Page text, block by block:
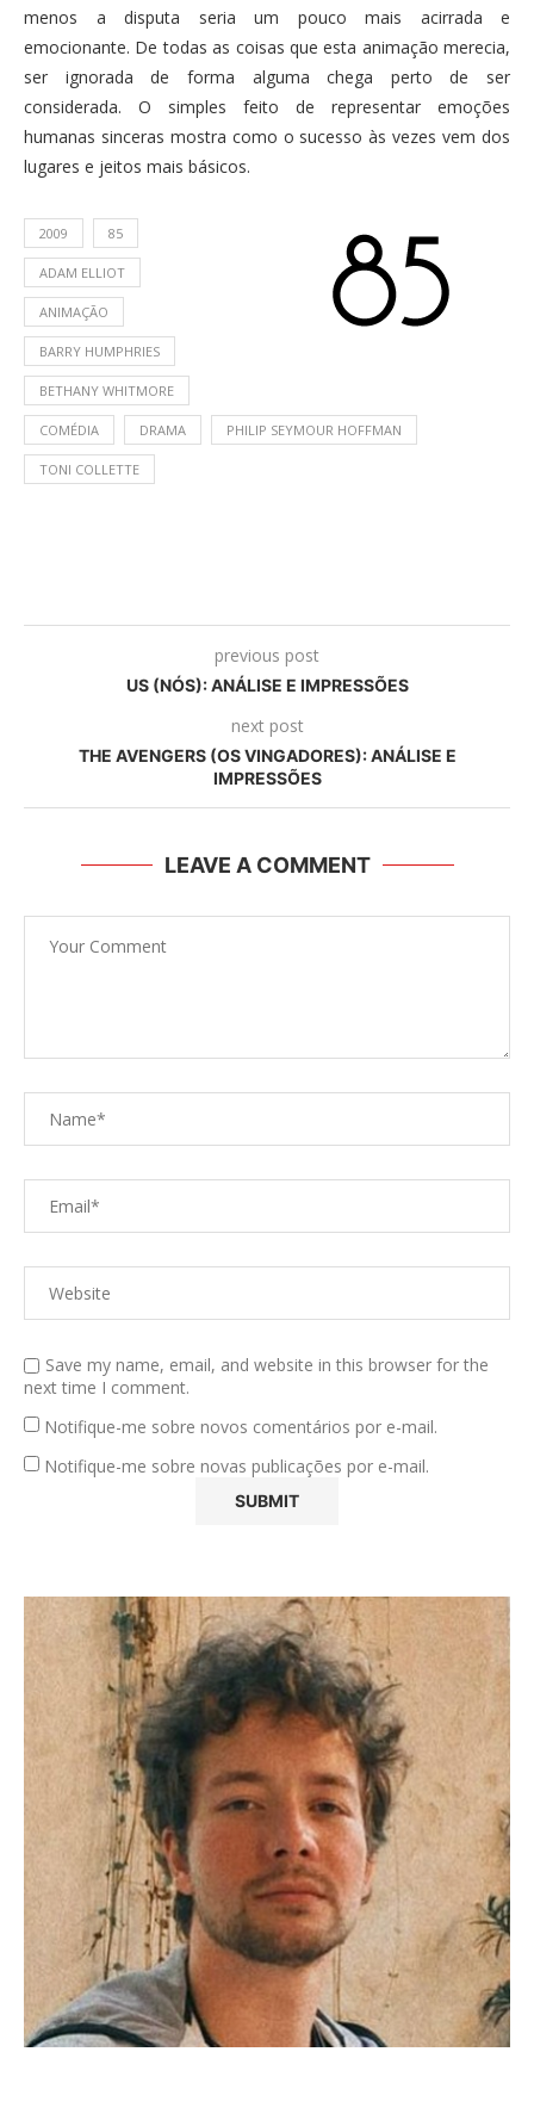
menos a disputa seria um pouco mais acirrada e
emocionante. De todas as coisas que esta animação merecia,
ser ignorada de forma alguma chega perto de ser
considerada. O simples feito de representar emoções
humanas sinceras mostra como o sucesso às vezes vem dos
lugares e jeitos mais básicos.
2009 85
ADAM ELLIOT
ANIMAÇÃO
BARRY HUMPHRIES
BETHANY WHITMORE
COMÉDIA DRAMA PHILIP SEYMOUR HOFFMAN
TONI COLLETTE
previous post
US (NÓS): ANÁLISE E IMPRESSÕES
next post
THE AVENGERS (OS VINGADORES): ANÁLISE E
IMPRESSÕES
LEAVE A COMMENT
Save my name, email, and website in this browser for the
next time I comment.
Notifique-me sobre novos comentários por e-mail.
Notifique-me sobre novas publicações por e-mail.